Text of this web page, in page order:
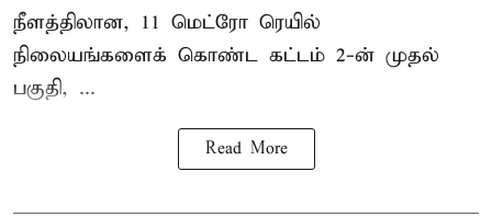
நீளத்திலான, 11 மெட்ரோ ரெயில்
நிலையங்களைக் கொண்ட கட்டம் 2-ன் முதல்
பகுதி, ...
Read More